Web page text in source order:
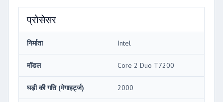
प्रोसेसर
निर्माता Intel
मॉडल Core 2 Duo T7200
घड़ी की गति (मेगाहर्ट्ज) 2000